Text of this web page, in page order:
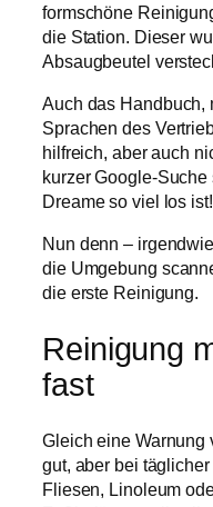
formschöne
die Station. Dieser
Absaugbeutel
Auch das Handbuch,
Sprachen des
hilfreich, aber auch
kurzer Google-
Dreame so viel los ist!
Nun denn –
die Umgebung
die erste Reinigung.
Reinigung
fast
Gleich eine Warnung
gut, aber bei
Fliesen, Linoleum